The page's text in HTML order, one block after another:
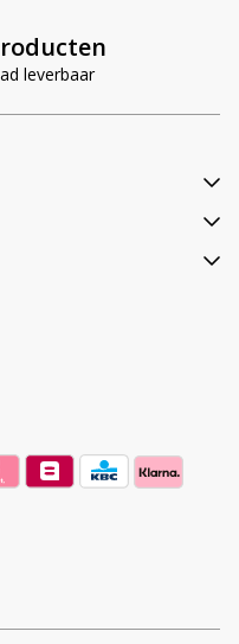
leverbaar